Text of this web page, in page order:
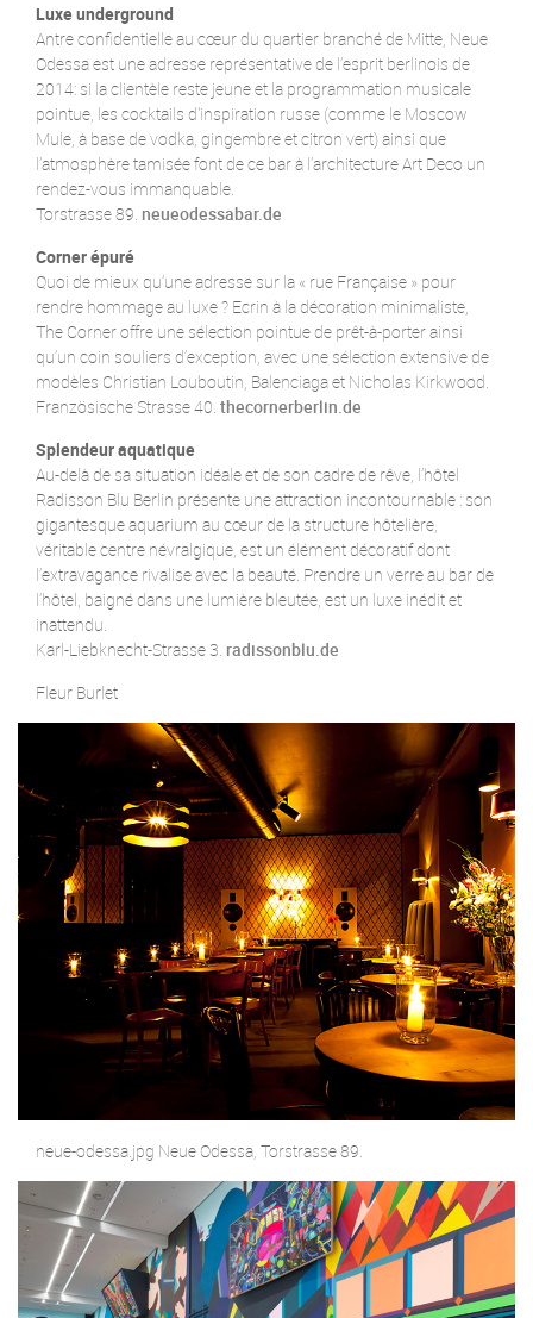
Luxe underground
Antre confidentielle au cœur du quartier branché de Mitte, Neue
Odessa est une adresse représentative de l’esprit berlinois de
2014: si la clientèle reste jeune et la programmation musicale
pointue, les cocktails d'inspiration russe (comme le Moscow
Mule, à base de vodka, gingembre et citron vert) ainsi que
l’atmosphère tamisée font de ce bar à l’architecture Art Deco un
rendez-vous immanquable.
Torstrasse 89. neueodessabar.de
Corner épuré
Quoi de mieux qu’une adresse sur la « rue Française » pour
rendre hommage au luxe ? Ecrin à la décoration minimaliste,
The Corner offre une sélection pointue de prêt-à-porter ainsi
qu’un coin souliers d’exception, avec une sélection extensive de
modèles Christian Louboutin, Balenciaga et Nicholas Kirkwood.
Französische Strasse 40. thecornerberlin.de
Splendeur aquatique
Au-delà de sa situation idéale et de son cadre de rêve, l’hôtel
Radisson Blu Berlin présente une attraction incontournable : son
gigantesque aquarium au cœur de la structure hôtelière,
véritable centre névralgique, est un élément décoratif dont
l’extravagance rivalise avec la beauté. Prendre un verre au bar de
l’hôtel, baigné dans une lumière bleutée, est un luxe inédit et
inattendu.
Karl-Liebknecht-Strasse 3. radissonblu.de
Fleur Burlet
neue-odessa.jpg Neue Odessa, Torstrasse 89.